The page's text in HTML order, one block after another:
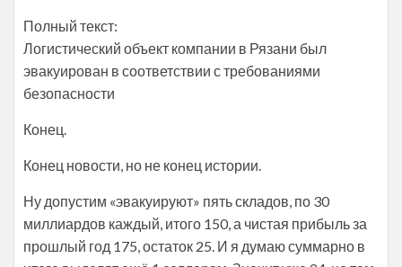
Полный текст:
Логистический объект компании в Рязани был
эвакуирован в соответствии с требованиями
безопасности
Конец.
Конец новости, но не конец истории.
Ну допустим «эвакуируют» пять складов, по 30
миллиардов каждый, итого 150, а чистая прибыль за
прошлый год 175, остаток 25. И я думаю суммарно в